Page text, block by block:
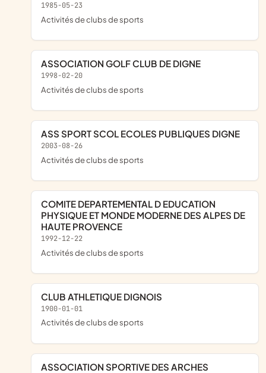
1985-05-23
Activités de clubs de sports
ASSOCIATION GOLF CLUB DE DIGNE
1998-02-20
Activités de clubs de sports
ASS SPORT SCOL ECOLES PUBLIQUES DIGNE
2003-08-26
Activités de clubs de sports
COMITE DEPARTEMENTAL D EDUCATION
PHYSIQUE ET MONDE MODERNE DES ALPES DE
HAUTE PROVENCE
1992-12-22
Activités de clubs de sports
CLUB ATHLETIQUE DIGNOIS
1900-01-01
Activités de clubs de sports
ASSOCIATION SPORTIVE DES ARCHES